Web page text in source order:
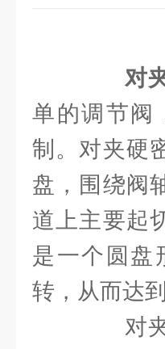
对
单的调节阀
制。对夹硬
盘，围绕阀
道上主要起
是一个圆盘
转，从而达
对夹